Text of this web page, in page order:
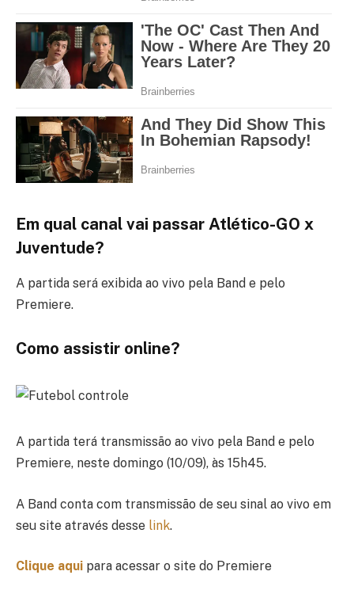
Em qual canal vai passar Atlético-GO x
Juventude?
A partida será exibida ao vivo pela Band e pelo
Premiere.
Como assistir online?
A partida terá transmissão ao vivo pela Band e pelo
Premiere, neste domingo (10/09), às 15h45.
A Band conta com transmissão de seu sinal ao vivo em
seu site através desse link.
Clique aqui para acessar o site do Premiere